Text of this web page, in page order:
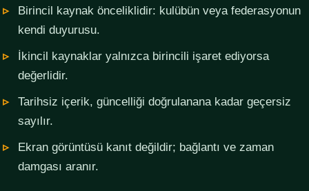
Birincil kaynak önceliklidir: kulübün veya federasyonun
kendi duyurusu.
İkincil kaynaklar yalnızca birincili işaret ediyorsa
değerlidir.
Tarihsiz içerik, güncelliği doğrulanana kadar geçersiz
sayılır.
Ekran görüntüsü kanıt değildir; bağlantı ve zaman
damgası aranır.